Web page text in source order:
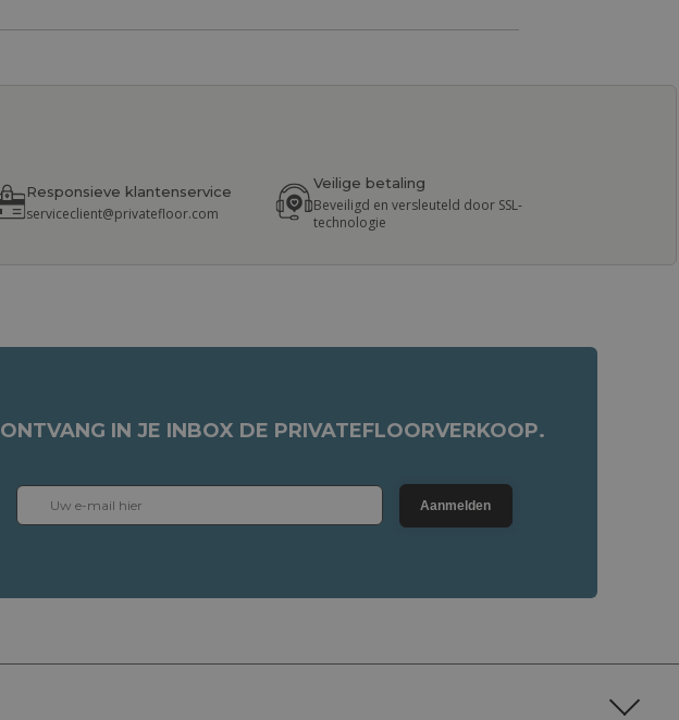
Responsieve klantenservice
serviceclient@privatefloor.com
Veilige betaling
Beveiligd en versleuteld door SSL-
technologie
ONTVANG IN JE INBOX DE PRIVATEFLOORVERKOOP.
Aanmelden